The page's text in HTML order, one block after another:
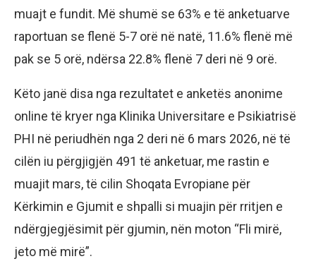
muajt e fundit. Më shumë se 63% e të anketuarve
raportuan se flenë 5-7 orë në natë, 11.6% flenë më
pak se 5 orë, ndërsa 22.8% flenë 7 deri në 9 orë.
Këto janë disa nga rezultatet e anketës anonime
online të kryer nga Klinika Universitare e Psikiatrisë
PHI në periudhën nga 2 deri në 6 mars 2026, në të
cilën iu përgjigjën 491 të anketuar, me rastin e
muajit mars, të cilin Shoqata Evropiane për
Kërkimin e Gjumit e shpalli si muajin për rritjen e
ndërgjegjësimit për gjumin, nën moton “Fli mirë,
jeto më mirë”.